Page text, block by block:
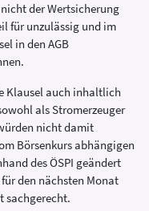
der Wertsicherung
für unzulässig und im
in den AGB
Klausel auch inhaltlich
als Stromerzeuger
nicht damit
Börsenkurs abhängigen
des ÖSPI geändert
den nächsten Monat
sachgerecht.